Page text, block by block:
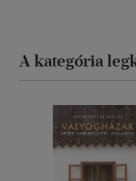
A kategória